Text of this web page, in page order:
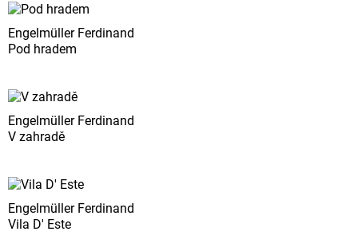
Engelmüller Ferdinand
Pod hradem
Engelmüller Ferdinand
V zahradě
Engelmüller Ferdinand
Vila D' Este